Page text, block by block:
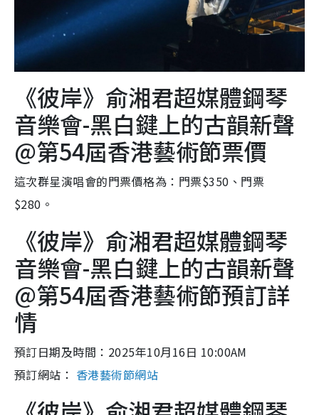
《彼岸》俞湘君超媒體鋼琴
音樂會-黑白鍵上的古韻新聲
@第54屆香港藝術節票價
這次群星演唱會的門票價格為：門票$350、門票
$280。
《彼岸》俞湘君超媒體鋼琴
音樂會-黑白鍵上的古韻新聲
@第54屆香港藝術節預訂詳
情
預訂日期及時間：2025年10月16日 10:00AM
預訂網站： 香港藝術節網站